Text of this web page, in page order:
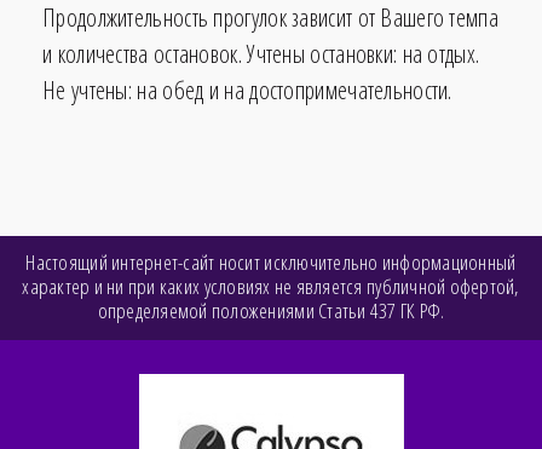
Продолжительность прогулок зависит от Вашего темпа
и количества остановок. Учтены остановки: на отдых.
Не учтены: на обед и на достопримечательности.
Настоящий интернет-сайт носит исключительно информационный
характер и ни при каких условиях не является публичной офертой,
определяемой положениями Статьи 437 ГК РФ.